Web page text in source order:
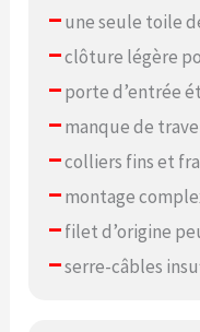
–une seule toile
–clôture légère
–porte d’entrée
–manque de
–colliers fins et
–montage
–filet d’origine
–serre-câbles